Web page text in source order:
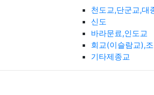
천도교,단군교,대
신도
바라문료,인도교
회교(이슬람교),
기타제종교